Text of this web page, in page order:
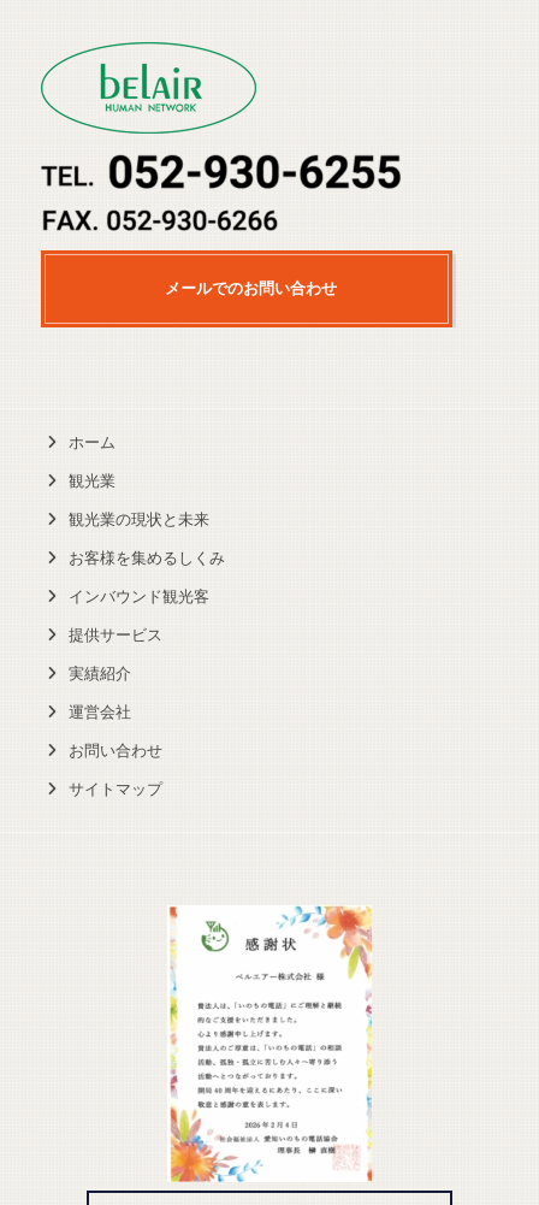
メールでのお問い合わせ
ホーム
観光業
観光業の現状と未来
お客様を集めるしくみ
インバウンド観光客
提供サービス
実績紹介
運営会社
お問い合わせ
サイトマップ